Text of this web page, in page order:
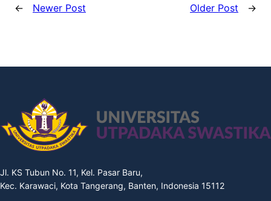
← Newer Post Older Post →
Jl. KS Tubun No. 11, Kel. Pasar Baru,
Kec. Karawaci, Kota Tangerang, Banten, Indonesia 15112